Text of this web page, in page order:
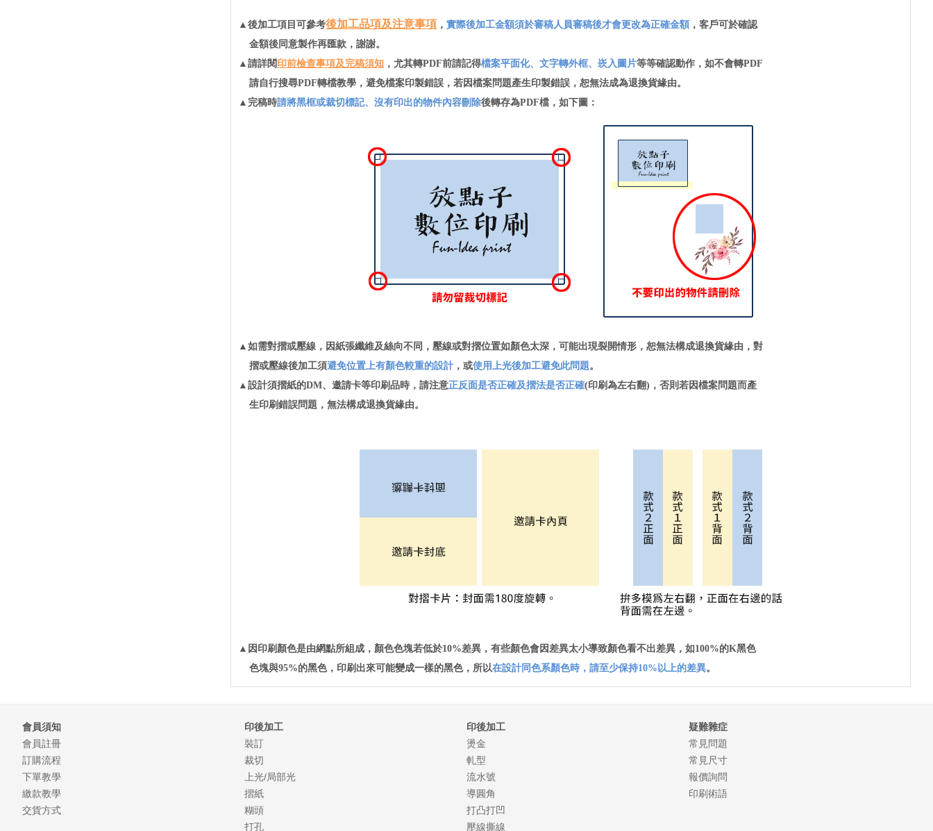
▲後加工項目可參考後加工品項及注意事項 ， 實際後加工金額須於審稿人員審稿後才會更改為正確金額 ，客戶可於確認
金額後同意製作再匯款，謝謝。
▲請詳閱印前檢查事項及完稿須知 ，尤其轉PDF前請記得檔案平面化、文字轉外框、崁入圖片等等確認動作，如不會轉PDF
請自行搜尋PDF轉檔教學，避免檔案印製錯誤，若因檔案問題產生印製錯誤，恕無法成為退換貨緣由。
▲完稿時請將黑框或裁切標記、沒有印出的物件內容刪除後轉存為PDF檔，如下圖：
▲如需對摺或壓線，因紙張纖維及絲向不同，壓線或對摺位置如顏色太深，可能出現裂開情形，恕無法構成退換貨緣由，對
摺或壓線後加工須避免位置上有顏色較重的設計 ，或使用上光後加工避免此問題。
▲設計須摺紙的DM、邀請卡等印刷品時，請注意正反面是否正確及摺法是否正確(印刷為左右翻)，否則若因檔案問題而產
生印刷錯誤問題，無法構成退換貨緣由。
▲因印刷顏色是由網點所組成，顏色色塊若低於10%差異，有些顏色會因差異太小導致顏色看不出差異，如100%的K黑色
色塊與95%的黑色，印刷出來可能變成一樣的黑色，所以在設計同色系顏色時，請至少保持10%以上的差異。
會員須知
會員註冊
訂購流程
下單教學
繳款教學
交貨方式
印後加工
裝訂
裁切
上光/局部光
摺紙
糊頭
打孔
印後加工
燙金
軋型
流水號
導圓角
打凸打凹
壓線撕線
疑難雜症
常見問題
常見尺寸
報價詢問
印刷術語